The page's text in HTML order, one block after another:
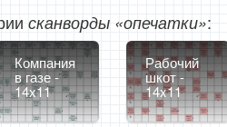
сканворды «опечатки»:
Компания
в газе -
14x11
Рабочий
шкот -
14x11